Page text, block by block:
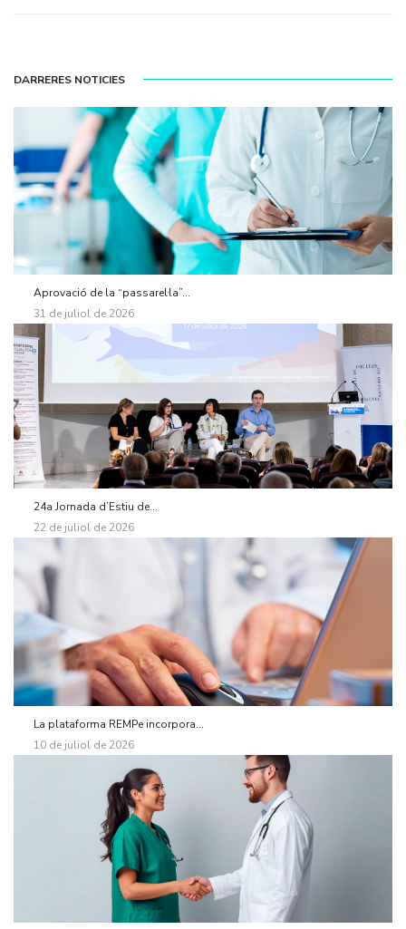
DARRERES NOTICIES
Aprovació de la “passarel·la”...
31 de juliol de 2026
24a Jornada d’Estiu de...
22 de juliol de 2026
La plataforma REMPe incorpora...
10 de juliol de 2026